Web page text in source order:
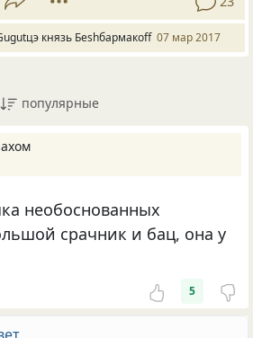
князь Беshбармакоff 07 мар 2017
популярные
необоснованных
срачник и бац, она у
5